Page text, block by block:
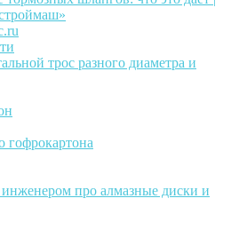
трос разного диаметра и
гофрокартона
про алмазные диски и